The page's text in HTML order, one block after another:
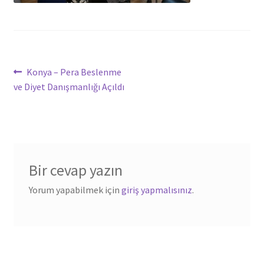
Yazı
dolaşımı
Önceki
yazı:
Konya – Pera Beslenme
ve Diyet Danışmanlığı Açıldı
Bir cevap yazın
Yorum yapabilmek için giriş yapmalısınız.